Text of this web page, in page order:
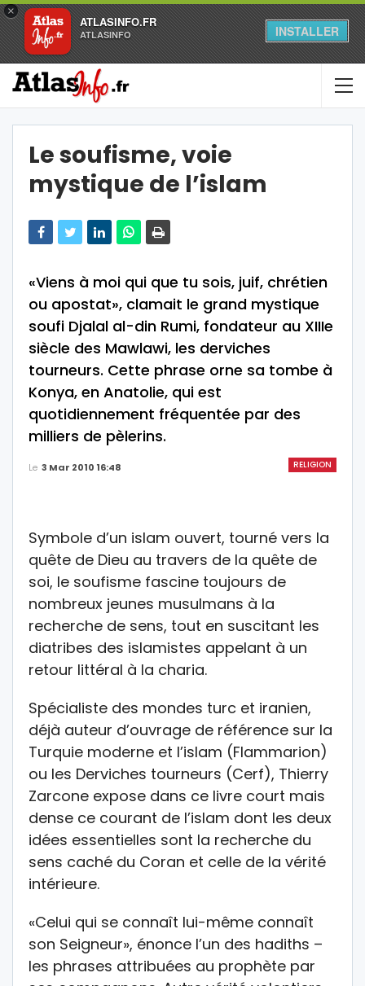
×
ATLASINFO.FR
ATLASINFO INSTALLER
Le soufisme, voie
mystique de l’islam
«Viens à moi qui que tu sois, juif, chrétien
ou apostat», clamait le grand mystique
soufi Djalal al-din Rumi, fondateur au XIIIe
siècle des Mawlawi, les derviches
tourneurs. Cette phrase orne sa tombe à
Konya, en Anatolie, qui est
quotidiennement fréquentée par des
milliers de pèlerins.
RELIGION
Le 3 Mar 2010 16:48
Symbole d’un islam ouvert, tourné vers la
quête de Dieu au travers de la quête de
soi, le soufisme fascine toujours de
nombreux jeunes musulmans à la
recherche de sens, tout en suscitant les
diatribes des islamistes appelant à un
retour littéral à la charia.
Spécialiste des mondes turc et iranien,
déjà auteur d’ouvrage de référence sur la
Turquie moderne et l’islam (Flammarion)
ou les Derviches tourneurs (Cerf), Thierry
Zarcone expose dans ce livre court mais
dense ce courant de l’islam dont les deux
idées essentielles sont la recherche du
sens caché du Coran et celle de la vérité
intérieure.
«Celui qui se connaît lui-même connaît
son Seigneur», énonce l’un des hadiths –
les phrases attribuées au prophète par